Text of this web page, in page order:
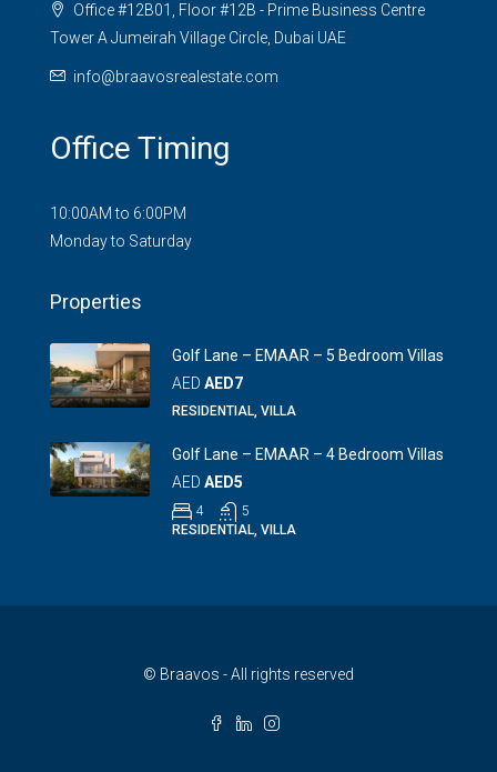
Office #12B01, Floor #12B - Prime Business Centre
Tower A Jumeirah Village Circle, Dubai UAE
info@braavosrealestate.com
Office Timing
10:00AM to 6:00PM
Monday to Saturday
Properties
Golf Lane – EMAAR – 5 Bedroom Villas
AED AED7
RESIDENTIAL, VILLA
Golf Lane – EMAAR – 4 Bedroom Villas
AED AED5
4
5
RESIDENTIAL, VILLA
© Braavos - All rights reserved